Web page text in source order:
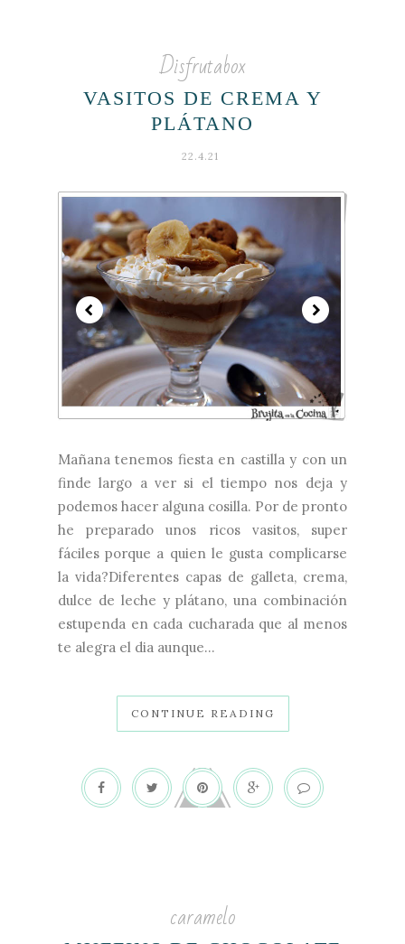
Disfrutabox
VASITOS DE CREMA Y
PLÁTANO
22.4.21
Mañana tenemos fiesta en castilla y con un
finde largo a ver si el tiempo nos deja y
podemos hacer alguna cosilla. Por de pronto
he preparado unos ricos vasitos, super
fáciles porque a quien le gusta complicarse
la vida?Diferentes capas de galleta, crema,
dulce de leche y plátano, una combinación
estupenda en cada cucharada que al menos
te alegra el dia aunque...
CONTINUE READING
caramelo